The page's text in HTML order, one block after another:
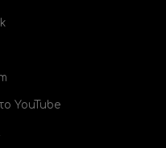
YouTube